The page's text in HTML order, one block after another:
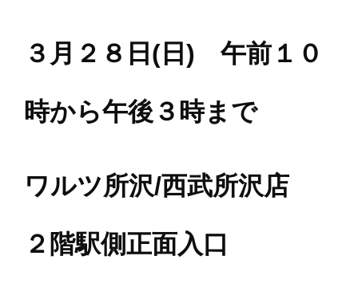
３月２８日(日) 午前１０
時から午後３時まで
ワルツ所沢/西武所沢店
２階駅側正面入口